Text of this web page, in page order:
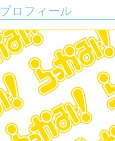
プロフィール